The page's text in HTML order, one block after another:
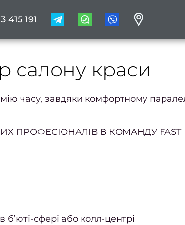
415 191
салону краси
часу, завдяки комфортному
ПРОФЕСІОНАЛІВ В КОМАНДУ FAST
б’юті-сфері або колл-центрі